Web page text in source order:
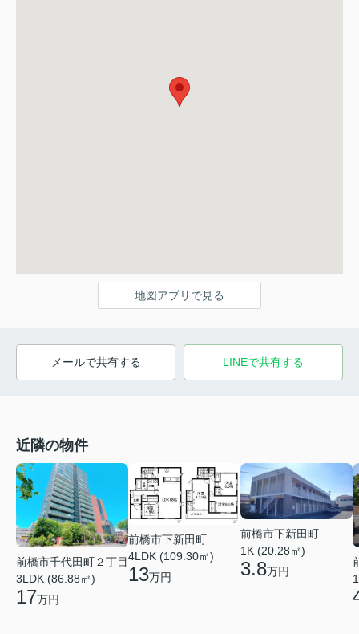
地図アプリで見る
メールで共有する LINEで共有する
近隣の物件
前橋市千代田町２丁目
3LDK (86.88㎡)
17万円
前橋市下新田町
4LDK (109.30㎡)
13万円
前橋市下新田町
1K (20.28㎡)
3.8万円